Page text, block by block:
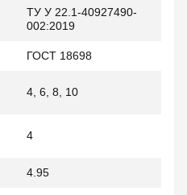
ТУ У 22.1-40927490-
002:2019
ГОСТ 18698
4, 6, 8, 10
4
4.95